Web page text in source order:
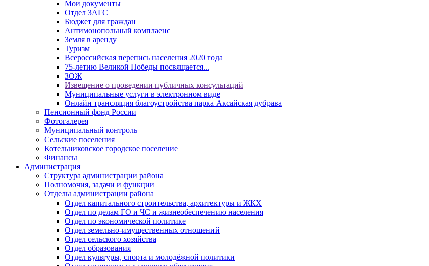
Мои документы
Отдел ЗАГС
Бюджет для граждан
Антимонопольный комплаенс
Земля в аренду
Туризм
Всероссийская перепись населения 2020 года
75-летию Великой Победы посвящается...
ЗОЖ
Извещение о проведении публичных консультаций
Муниципальные услуги в электронном виде
Онлайн трансляция благоустройства парка Аксайская дубрава
Пенсионный фонд России
Фотогалерея
Муниципальный контроль
Сельские поселения
Котельниковское городское поселение
Финансы
Администрация
Структура администрации района
Полномочия, задачи и функции
Отделы администрации района
Отдел капитального строительства, архитектуры и ЖКХ
Отдел по делам ГО и ЧС и жизнеобеспечению населения
Отдел по экономической политике
Отдел земельно-имущественных отношений
Отдел сельского хозяйства
Отдел образования
Отдел культуры, спорта и молодёжной политики